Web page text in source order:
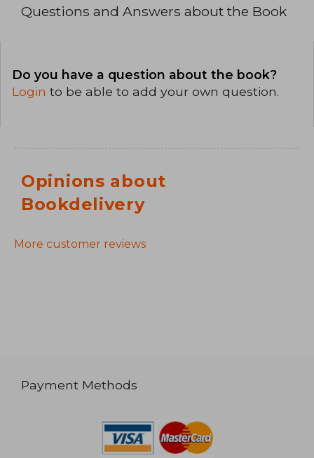
Questions and Answers about the Book
Do you have a question about the book?
Login to be able to add your own question.
Opinions about
Bookdelivery
More customer reviews
Payment Methods